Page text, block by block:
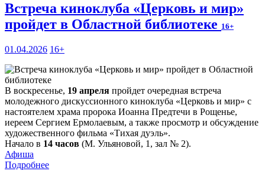
Встреча киноклуба «Церковь и мир»
пройдет в Областной библиотеке 16+
01.04.2026 16+
В воскресенье, 19 апреля пройдет очередная встреча
молодежного дискуссионного киноклуба «Церковь и мир» с
настоятелем храма пророка Иоанна Предтечи в Рощенье,
иереем Сергием Ермолаевым, а также просмотр и обсуждение
художественного фильма «Тихая дуэль».
Начало в 14 часов (М. Ульяновой, 1, зал № 2).
Афиша
Подробнее